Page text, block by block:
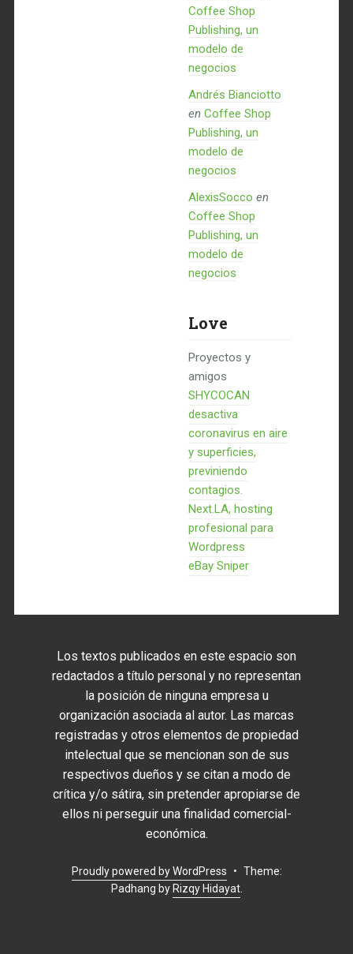
Coffee Shop
Publishing, un
modelo de
negocios
Andrés Bianciotto
en Coffee Shop
Publishing, un
modelo de
negocios
AlexisSocco en
Coffee Shop
Publishing, un
modelo de
negocios
Love
Proyectos y
amigos
SHYCOCAN
desactiva
coronavirus en aire
y superficies,
previniendo
contagios.
Next.LA, hosting
profesional para
Wordpress
eBay Sniper
Los textos publicados en este espacio son
redactados a título personal y no representan
la posición de ninguna empresa u
organización asociada al autor. Las marcas
registradas y otros elementos de propiedad
intelectual que se mencionan son de sus
respectivos dueños y se citan a modo de
crítica y/o sátira, sin pretender apropiarse de
ellos ni perseguir una finalidad comercial-
económica.
Proudly powered by WordPress • Theme:
Padhang by Rizqy Hidayat.